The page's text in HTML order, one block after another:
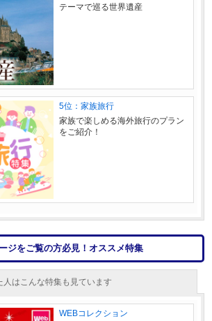
テーマで巡る世界遺産
5位：家族旅行
家族で楽しめる海外旅行のプラン
をご紹介！
ジをご覧の方必見！オススメ特集
人はこんな特集も見ています
WEBコレクション